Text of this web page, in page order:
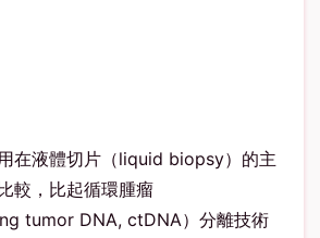
在液體切片（liquid biopsy）的主
較，比起循環腫瘤
tumor DNA, ctDNA）分離技術